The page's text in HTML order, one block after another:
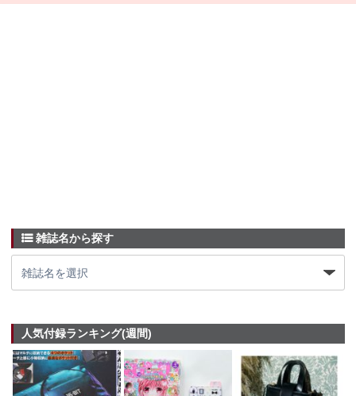
雑誌名から探す
人気付録ランキング(週間)